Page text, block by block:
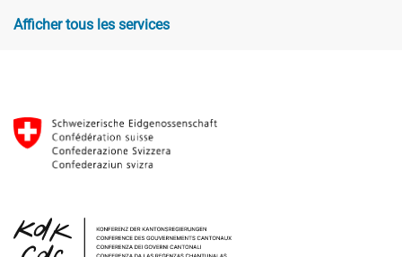
Afficher tous les services